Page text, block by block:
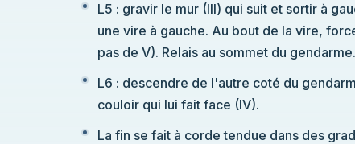
L5 : gravir le mur (III) qui suit et sortir à
une vire à gauche. Au bout de la vire,
pas de V). Relais au sommet du gendarme.
L6 : descendre de l'autre coté du
couloir qui lui fait face (IV).
La fin se fait à corde tendue dans des